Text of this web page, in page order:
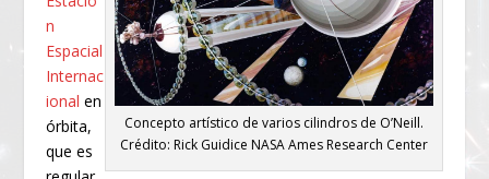
Concepto artístico de varios cilindros de O’Neill.
Crédito: Rick Guidice NASA Ames Research Center
n
Espacial
Internac
ional en
órbita,
que es